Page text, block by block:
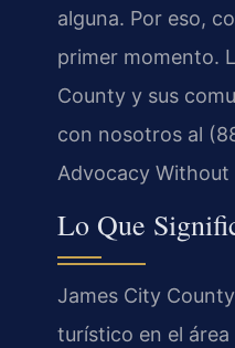
alguna. Por eso,
primer momento.
County y sus
con nosotros al
Advocacy Without
Lo Que
James City
turístico en el